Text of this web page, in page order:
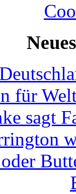
für
sagt